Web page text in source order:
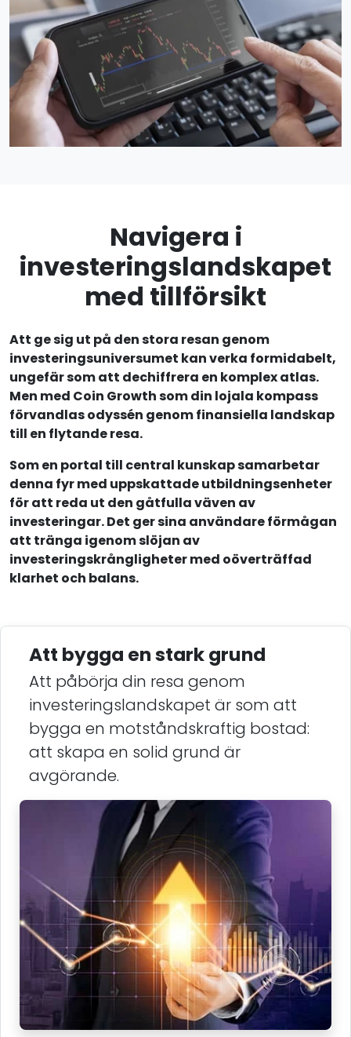
Navigera i
investeringslandskapet
med tillförsikt
Att ge sig ut på den stora resan genom
investeringsuniversumet kan verka formidabelt,
ungefär som att dechiffrera en komplex atlas.
Men med Coin Growth som din lojala kompass
förvandlas odyssén genom finansiella landskap
till en flytande resa.
Som en portal till central kunskap samarbetar
denna fyr med uppskattade utbildningsenheter
för att reda ut den gåtfulla väven av
investeringar. Det ger sina användare förmågan
att tränga igenom slöjan av
investeringskrångligheter med oöverträffad
klarhet och balans.
Att bygga en stark grund
Att påbörja din resa genom
investeringslandskapet är som att
bygga en motståndskraftig bostad:
att skapa en solid grund är
avgörande.